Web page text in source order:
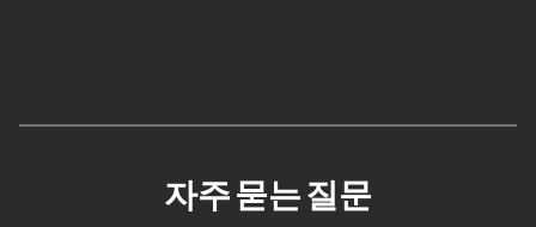
자주 묻는 질문